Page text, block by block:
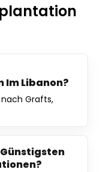
Libanon?
nach Grafts,